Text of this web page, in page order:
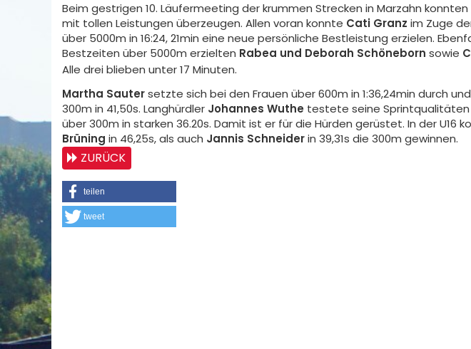
Beim gestrigen 10. Läufermeeting der krummen Strecken in Marzahn
mit tollen Leistungen überzeugen. Allen voran konnte Cati Granz im Zuge
über 5000m in 16:24, 21min eine neue persönliche Bestleistung erzielen.
Bestzeiten über 5000m erzielten Rabea und Deborah Schöneborn sowie
Alle drei blieben unter 17 Minuten.
Martha Sautersetzte sich bei den Frauen über 600m in 1:36,24min durch und
300m in 41,50s. Langhürdler Johannes Wuthe testete seine Sprintqualitäten
über 300m in starken 36.20s. Damit ist er für die Hürden gerüstet. In der U16
Brüning in 46,25s, als auch Jannis Schneiderin 39,31s die 300m gewinnen.
ZURÜCK
teilen
tweet